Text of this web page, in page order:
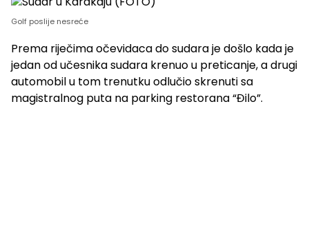
Golf poslije nesreće
Prema riječima očevidaca do sudara je došlo kada je
jedan od učesnika sudara krenuo u preticanje, a drugi
automobil u tom trenutku odlučio skrenuti sa
magistralnog puta na parking restorana “Đilo”.